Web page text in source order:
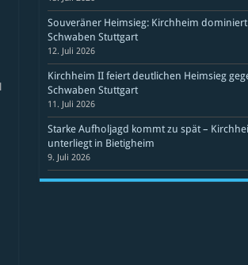
Souveräner Heimsieg: Kirchheim dominiert
Schwaben Stuttgart
12. Juli 2026
Kirchheim II feiert deutlichen Heimsieg
Schwaben Stuttgart
11. Juli 2026
Starke Aufholjagd kommt zu spät –
unterliegt in Bietigheim
9. Juli 2026